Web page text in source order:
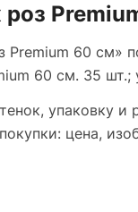
60 см»
60 см. 35
упаковку
цена,